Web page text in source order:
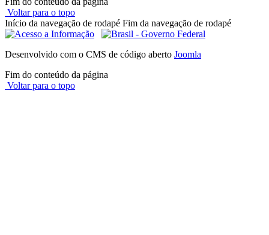
Voltar para o topo
Início da navegação de rodapé Fim da navegação de rodapé
Desenvolvido com o CMS de código aberto Joomla
Fim do conteúdo da página
Voltar para o topo